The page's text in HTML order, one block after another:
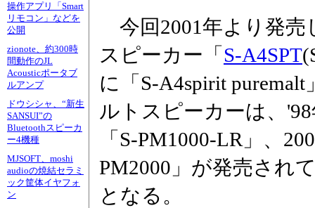
操作アプリ「Smart
リモコン」などを
公開
zionote、約300時
間動作のJL
Acousticポータブ
ルアンプ
ドウシシャ、“新生
SANSUI”の
Bluetoothスピーカ
ー4機種
MJSOFT、moshi
audioの焼結セラミ
ック筐体イヤフォ
ン
今回2001年より発売
スピーカー「 S-A4SPT
に「S-A4spirit
ルトスピーカーは、
「S-PM1000-LR」、
PM2000」が発売され
となる。